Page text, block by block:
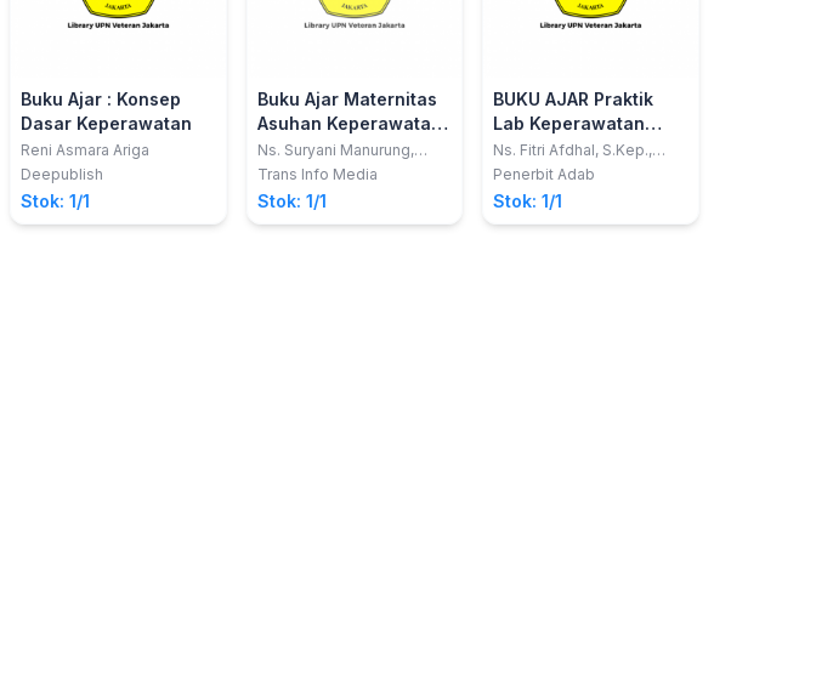
Buku Ajar : Konsep
Dasar Keperawatan
Reni Asmara Ariga
Deepublish
Stok: 1/1
Buku Ajar Maternitas
Asuhan Keperawatan
Antenatal
Ns. Suryani Manurung,
S.Kep, M.Kep, Sp.Mat
Trans Info Media
Stok: 1/1
BUKU AJAR Praktik
Lab Keperawatan
Komunitas II
Ns. Fitri Afdhal, S.Kep.,
M.Kep.; dkk
Penerbit Adab
Stok: 1/1